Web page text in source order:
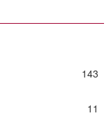
143
11